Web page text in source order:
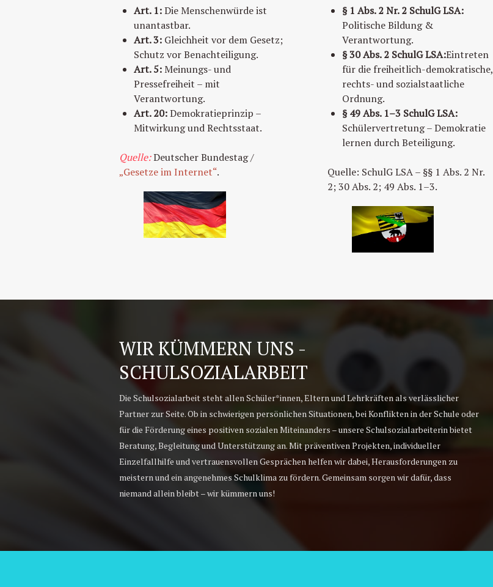
Art. 1:Die Menschenwürde ist
unantastbar.
Art. 3: Gleichheit vor dem Gesetz;
Schutz vor Benachteiligung.
Art. 5:Meinungs- und
Pressefreiheit – mit
Verantwortung.
Art. 20:Demokratieprinzip –
Mitwirkung und Rechtsstaat.
Quelle:Deutscher Bundestag /
„Gesetze im Internet“.
§ 1 Abs. 2 Nr. 2 SchulG LSA:
Politische Bildung &
Verantwortung.
§ 30 Abs. 2 SchulG LSA:Eintreten
für die freiheitlich-demokratische,
rechts- und sozialstaatliche
Ordnung.
§ 49 Abs. 1–3 SchulG LSA:
Schülervertretung – Demokratie
lernen durch Beteiligung.
Quelle: SchulG LSA – §§ 1 Abs. 2 Nr.
2; 30 Abs. 2; 49 Abs. 1–3.
WIR KÜMMERN UNS -
SCHULSOZIALARBEIT
Die Schulsozialarbeit steht allen Schüler*innen, Eltern und Lehrkräften als verlässlicher
Partner zur Seite. Ob in schwierigen persönlichen Situationen, bei Konflikten in der Schule oder
für die Förderung eines positiven sozialen Miteinanders – unsere Schulsozialarbeiterin bietet
Beratung, Begleitung und Unterstützung an. Mit präventiven Projekten, individueller
Einzelfallhilfe und vertrauensvollen Gesprächen helfen wir dabei, Herausforderungen zu
meistern und ein angenehmes Schulklima zu fördern. Gemeinsam sorgen wir dafür, dass
niemand allein bleibt – wir kümmern uns!